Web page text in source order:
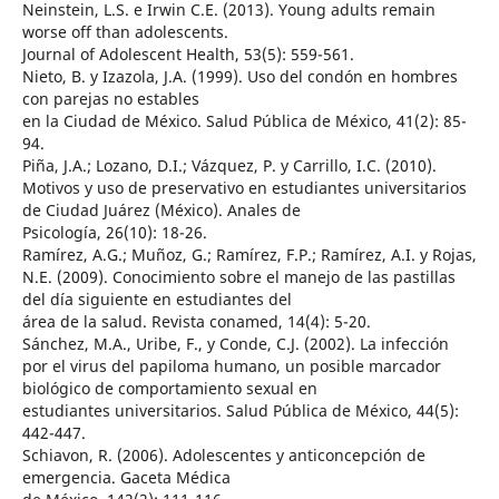
Neinstein, L.S. e Irwin C.E. (2013). Young adults remain
worse off than adolescents.
Journal of Adolescent Health, 53(5): 559-561.
Nieto, B. y Izazola, J.A. (1999). Uso del condón en hombres
con parejas no estables
en la Ciudad de México. Salud Pública de México, 41(2): 85-
94.
Piña, J.A.; Lozano, D.I.; Vázquez, P. y Carrillo, I.C. (2010).
Motivos y uso de preservativo en estudiantes universitarios
de Ciudad Juárez (México). Anales de
Psicología, 26(10): 18-26.
Ramírez, A.G.; Muñoz, G.; Ramírez, F.P.; Ramírez, A.I. y Rojas,
N.E. (2009). Conocimiento sobre el manejo de las pastillas
del día siguiente en estudiantes del
área de la salud. Revista conamed, 14(4): 5-20.
Sánchez, M.A., Uribe, F., y Conde, C.J. (2002). La infección
por el virus del papiloma humano, un posible marcador
biológico de comportamiento sexual en
estudiantes universitarios. Salud Pública de México, 44(5):
442-447.
Schiavon, R. (2006). Adolescentes y anticoncepción de
emergencia. Gaceta Médica